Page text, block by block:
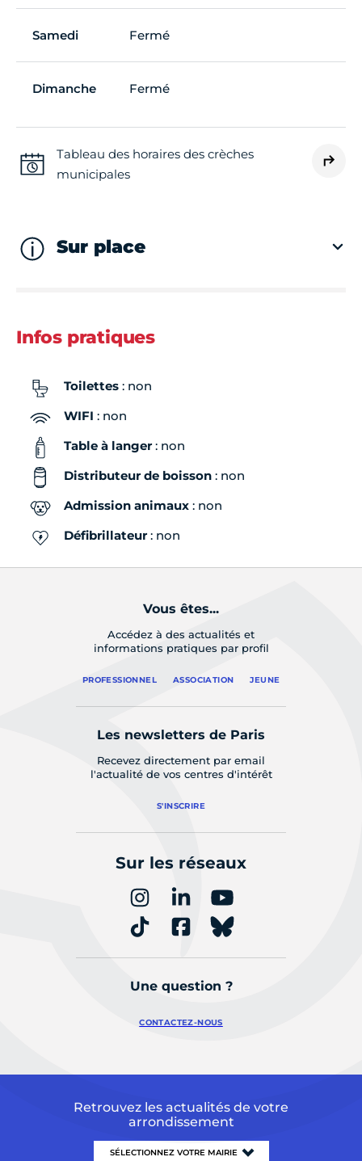
Samedi Fermé
Dimanche Fermé
Tableau des horaires des crèches
municipales
Sur place
Infos pratiques
Toilettes : non
WIFI : non
Table à langer: non
Distributeur de boisson : non
Admission animaux : non
Défibrillateur: non
Vous êtes...
Accédez à des actualités et
informations pratiques par profil
PROFESSIONNEL ASSOCIATION JEUNE
Les newsletters de Paris
Recevez directement par email
l'actualité de vos centres d'intérêt
S'INSCRIRE
Sur les réseaux
Une question ?
CONTACTEZ-NOUS
Retrouvez les actualités de votre
arrondissement